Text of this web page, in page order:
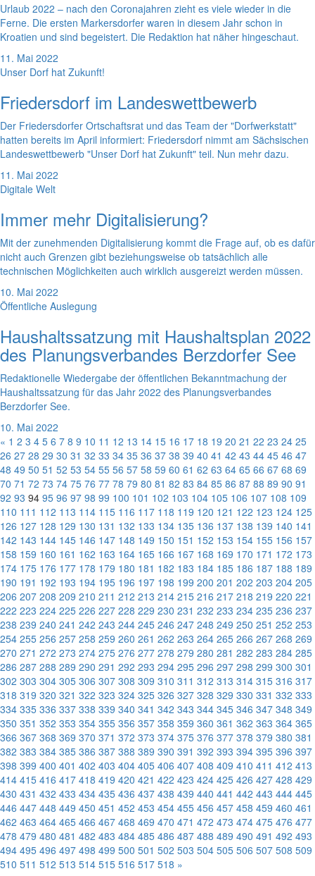
Urlaub 2022 – nach den Coronajahren zieht es viele wieder in die
Ferne. Die ersten Markersdorfer waren in diesem Jahr schon in
Kroatien und sind begeistert. Die Redaktion hat näher hingeschaut.
11. Mai 2022
Unser Dorf hat Zukunft!
Friedersdorf im Landeswettbewerb
Der Friedersdorfer Ortschaftsrat und das Team der "Dorfwerkstatt"
hatten bereits im April informiert: Friedersdorf nimmt am Sächsischen
Landeswettbewerb "Unser Dorf hat Zukunft" teil. Nun mehr dazu.
11. Mai 2022
Digitale Welt
Immer mehr Digitalisierung?
Mit der zunehmenden Digitalisierung kommt die Frage auf, ob es dafür
nicht auch Grenzen gibt beziehungsweise ob tatsächlich alle
technischen Möglichkeiten auch wirklich ausgereizt werden müssen.
10. Mai 2022
Öffentliche Auslegung
Haushaltssatzung mit Haushaltsplan 2022
des Planungsverbandes Berzdorfer See
Redaktionelle Wiedergabe der öffentlichen Bekanntmachung der
Haushaltssatzung für das Jahr 2022 des Planungsverbandes
Berzdorfer See.
10. Mai 2022
« 1 2 3 4 5 6 7 8 9 10 11 12 13 14 15 16 17 18 19 20 21 22 23 24 25
26 27 28 29 30 31 32 33 34 35 36 37 38 39 40 41 42 43 44 45 46 47
48 49 50 51 52 53 54 55 56 57 58 59 60 61 62 63 64 65 66 67 68 69
70 71 72 73 74 75 76 77 78 79 80 81 82 83 84 85 86 87 88 89 90 91
92 93 94 95 96 97 98 99 100 101 102 103 104 105 106 107 108 109
110 111 112 113 114 115 116 117 118 119 120 121 122 123 124 125
126 127 128 129 130 131 132 133 134 135 136 137 138 139 140 141
142 143 144 145 146 147 148 149 150 151 152 153 154 155 156 157
158 159 160 161 162 163 164 165 166 167 168 169 170 171 172 173
174 175 176 177 178 179 180 181 182 183 184 185 186 187 188 189
190 191 192 193 194 195 196 197 198 199 200 201 202 203 204 205
206 207 208 209 210 211 212 213 214 215 216 217 218 219 220 221
222 223 224 225 226 227 228 229 230 231 232 233 234 235 236 237
238 239 240 241 242 243 244 245 246 247 248 249 250 251 252 253
254 255 256 257 258 259 260 261 262 263 264 265 266 267 268 269
270 271 272 273 274 275 276 277 278 279 280 281 282 283 284 285
286 287 288 289 290 291 292 293 294 295 296 297 298 299 300 301
302 303 304 305 306 307 308 309 310 311 312 313 314 315 316 317
318 319 320 321 322 323 324 325 326 327 328 329 330 331 332 333
334 335 336 337 338 339 340 341 342 343 344 345 346 347 348 349
350 351 352 353 354 355 356 357 358 359 360 361 362 363 364 365
366 367 368 369 370 371 372 373 374 375 376 377 378 379 380 381
382 383 384 385 386 387 388 389 390 391 392 393 394 395 396 397
398 399 400 401 402 403 404 405 406 407 408 409 410 411 412 413
414 415 416 417 418 419 420 421 422 423 424 425 426 427 428 429
430 431 432 433 434 435 436 437 438 439 440 441 442 443 444 445
446 447 448 449 450 451 452 453 454 455 456 457 458 459 460 461
462 463 464 465 466 467 468 469 470 471 472 473 474 475 476 477
478 479 480 481 482 483 484 485 486 487 488 489 490 491 492 493
494 495 496 497 498 499 500 501 502 503 504 505 506 507 508 509
510 511 512 513 514 515 516 517 518 »